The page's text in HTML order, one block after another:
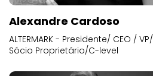
Alexandre Cardoso
ALTERMARK - Presidente/ CEO / VP/
Sócio Proprietário/C-level